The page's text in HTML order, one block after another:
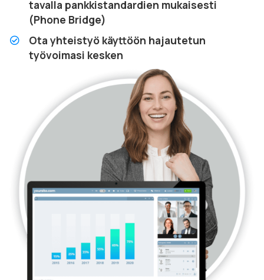
tavalla pankkistandardien mukaisesti
(Phone Bridge)
Ota yhteistyö käyttöön hajautetun
työvoimasi kesken